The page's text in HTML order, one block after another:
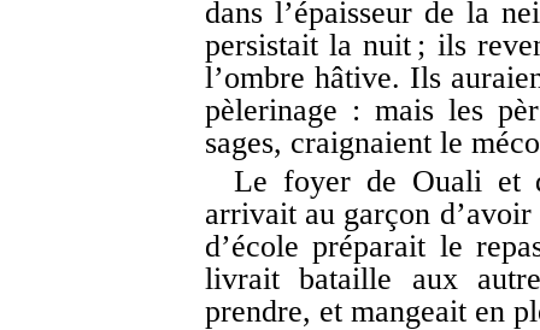
dans l’épaisseur de la
persistait la nuit ; ils
l’ombre hâtive. Ils
pèlerinage : mais les
sages, craignaient le
Le foyer de Ouali et
arrivait au garçon
d’école préparait le
livrait bataille aux
prendre, et mangeait en